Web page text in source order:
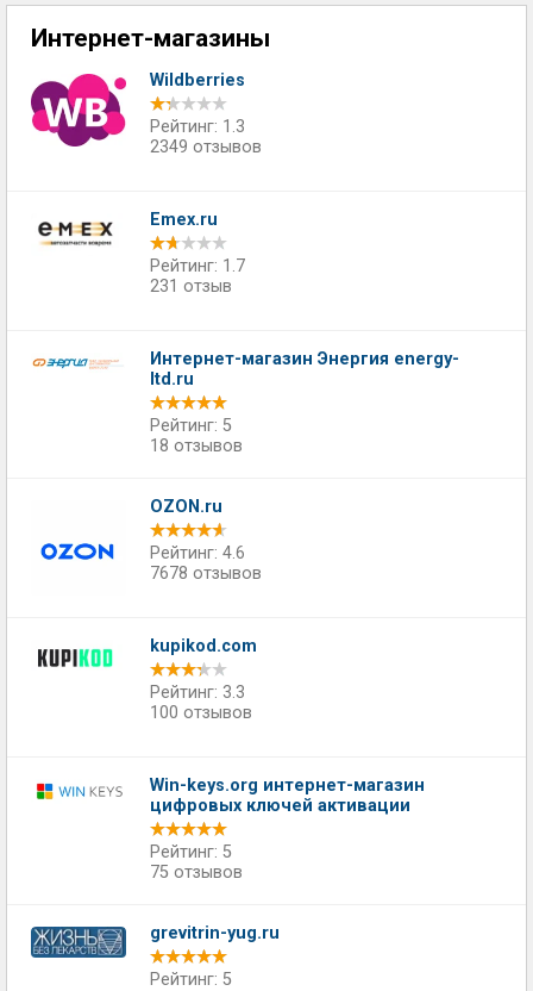
Интернет-магазины
Wildberries
Рейтинг: 1.3
2349 отзывов
Emex.ru
Рейтинг: 1.7
231 отзыв
Интернет-магазин Энергия energy-
ltd.ru
Рейтинг: 5
18 отзывов
OZON.ru
Рейтинг: 4.6
7678 отзывов
kupikod.com
Рейтинг: 3.3
100 отзывов
Win-keys.org интернет-магазин
цифровых ключей активации
Рейтинг: 5
75 отзывов
grevitrin-yug.ru
Рейтинг: 5